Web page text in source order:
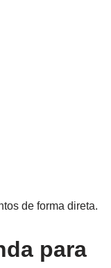
de forma direta.
para